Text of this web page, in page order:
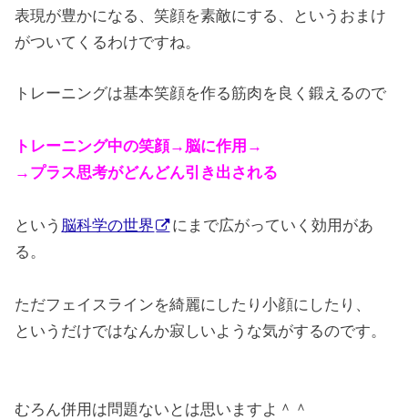
表現が豊かになる、笑顔を素敵にする、というおまけ
がついてくるわけですね。
トレーニングは基本笑顔を作る筋肉を良く鍛えるので
トレーニング中の笑顔→脳に作用→
→プラス思考がどんどん引き出される
という 脳科学の世界
にまで広がっていく効用があ
る。
ただフェイスラインを綺麗にしたり小顔にしたり、
というだけではなんか寂しいような気がするのです。
むろん併用は問題ないとは思いますよ＾＾